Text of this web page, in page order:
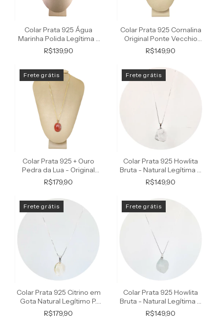
Colar Prata 925 Água
Marinha Polida Legítima -
Ponte Vecchio
R$139,90
Colar Prata 925 Cornalina
Original Ponte Vecchio
Joias
R$149,90
Frete grátis
Colar Prata 925 + Ouro
Pedra da Lua - Original
Ponte Vecchio
R$179,90
Frete grátis
Colar Prata 925 Howlita
Bruta - Natural Legítima P.
Vecchio
R$149,90
Frete grátis
Colar Prata 925 Citrino em
Gota Natural Legítimo P.
Vecchio
R$179,90
Frete grátis
Colar Prata 925 Howlita
Bruta - Natural Legítima P.
Vecchio
R$149,90